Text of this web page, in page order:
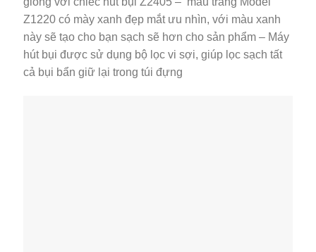
Z1220 có mày xanh đẹp mắt ưu nhìn, với màu xanh
này sẽ tạo cho bạn sạch sẽ hơn cho sản phẩm – Máy
hút bụi được sử dụng bộ lọc vi sợi, giúp lọc sạch tất
cả bụi bẩn giữ lại trong túi đựng